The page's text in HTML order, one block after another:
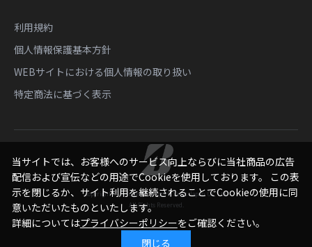
利用規約
個人情報保護基本方針
WEBサイトにおける個人情報の取り扱い
特定商法に基づく表示
Copyright © Bridgestone Sports Sales Japan Co., Ltd.
All Rights Reserved.
当サイトでは、お客様へのサービス向上ならびに当社商品の広告
配信および宣伝などの用途でCookieを使用しております。 この表
示を閉じるか、サイト利用を継続されることでCookieの使用に同
意いただいたものといたします。
詳細についてはプライバシーポリシーをご確認ください。
閉じる